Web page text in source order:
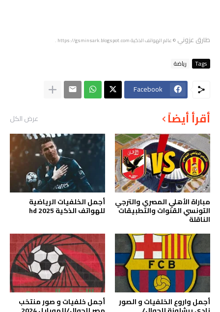
طارق عزوني © عالم الهواتف الذكيةhttps://gsminsark.blogspot.com
.
Tags رياضة
Facebook
أقرأ أيضاً عرض الكل
مباراة الأهلي المصري والترجي
التونسي القنوات والتطبيقات
الناقلة
أجمل الخلفيات الرياضية
للهواتف الذكية hd 2025
أجمل واروع الخلفيات و الصور أجمل خلفيات و صور منتخب